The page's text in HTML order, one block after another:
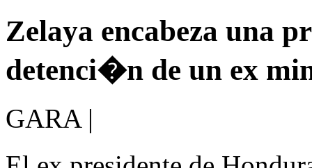
Zelaya encabeza una
detenci�n de un ex
GARA |